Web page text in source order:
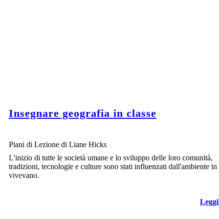
Insegnare geografia in classe
Piani di Lezione di Liane Hicks
L'inizio di tutte le società umane e lo sviluppo delle loro comunità,
tradizioni, tecnologie e culture sono stati influenzati dall'ambiente in
vivevano.